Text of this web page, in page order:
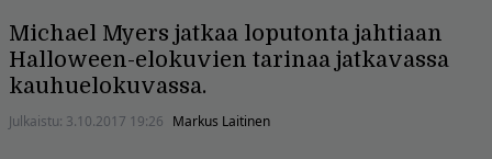
Michael Myers jatkaa loputonta jahtiaan
Halloween-elokuvien tarinaa jatkavassa
kauhuelokuvassa.
Julkaistu: 3.10.2017 19:26 Markus Laitinen